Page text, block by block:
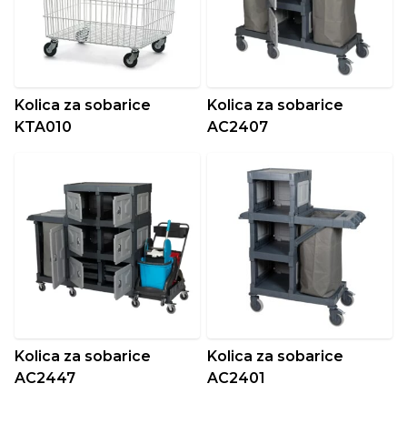
Kolica za sobarice
KTA010
Kolica za sobarice
AC2407
Kolica za sobarice
AC2447
Kolica za sobarice
AC2401